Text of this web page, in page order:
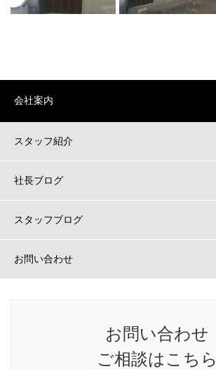
会社案内
スタッフ紹介
社長ブログ
スタッフブログ
お問い合わせ
お問い合わせ
ご相談はこちら